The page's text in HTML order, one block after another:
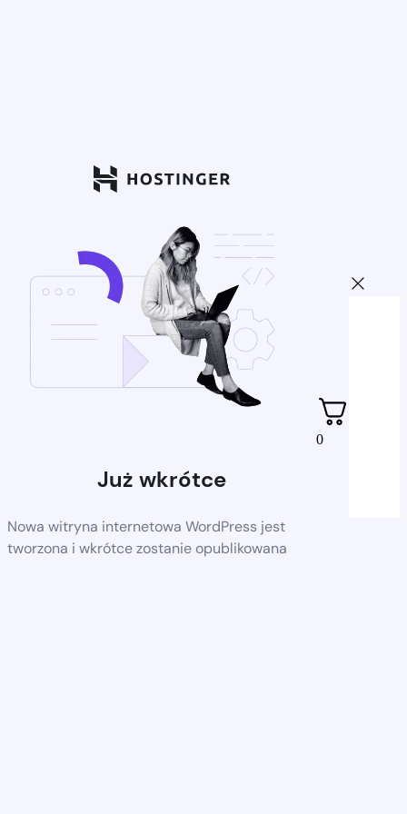
Już wkrótce
Nowa witryna internetowa WordPress jest
tworzona i wkrótce zostanie opublikowana
0